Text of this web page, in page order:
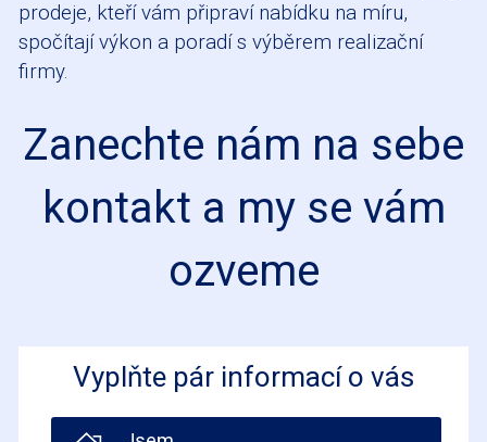
prodeje, kteří vám připraví nabídku na míru,
spočítají výkon a poradí s výběrem realizační
firmy.
Zanechte nám na sebe
kontakt a my se vám
ozveme
Vyplňte pár informací o vás